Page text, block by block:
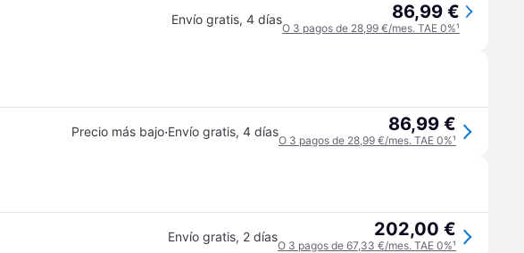
Envío gratis, 4 días 86,99 €
O 3 pagos de 28,99 €/mes. TAE 0%¹
Precio más bajo·Envío gratis, 4 días 86,99 €
O 3 pagos de 28,99 €/mes. TAE 0%¹
Envío gratis, 2 días 202,00 €
O 3 pagos de 67,33 €/mes. TAE 0%¹